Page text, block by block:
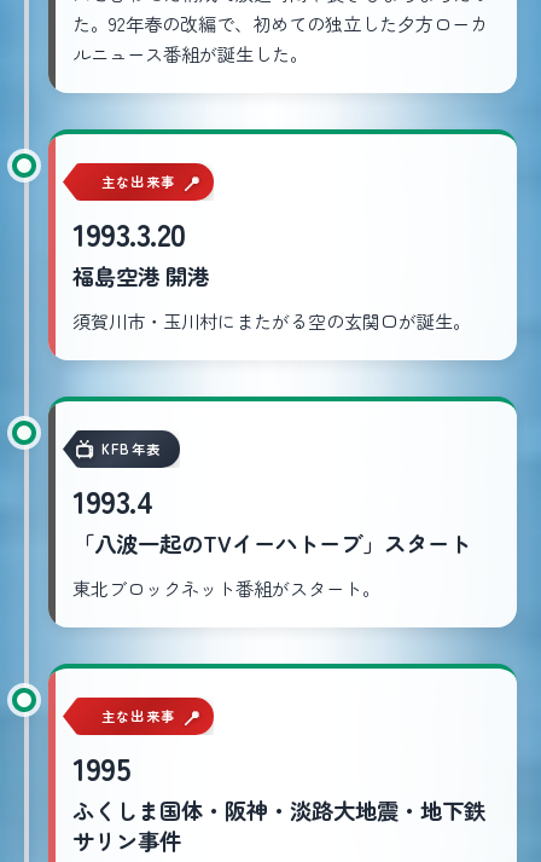
た。92年春の改編で、初めての独立した夕方ローカ
ルニュース番組が誕生した。
主な出来事
1993.3.20
福島空港 開港
須賀川市・玉川村にまたがる空の玄関口が誕生。
KFB年表
1993.4
「八波一起のTVイーハトーブ」スタート
東北ブロックネット番組がスタート。
主な出来事
1995
ふくしま国体・阪神・淡路大地震・地下鉄
サリン事件